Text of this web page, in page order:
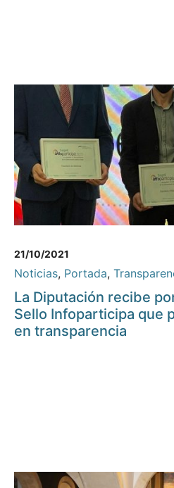
21/10/2021
Noticias, Portada,
La Diputación recibe
Sello Infoparticipa que
en transparencia